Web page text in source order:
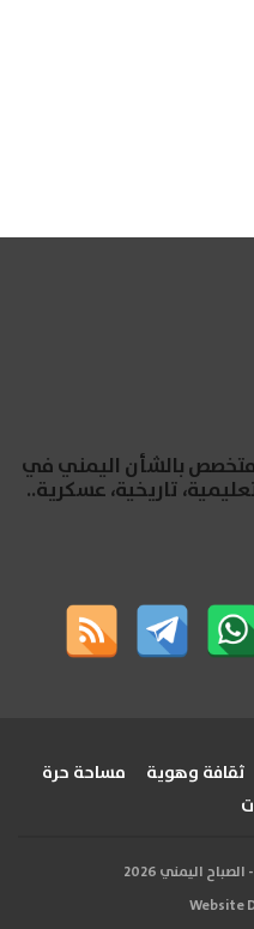
متخصص بالشأن اليمني في
تاريخية، عسكرية..
ثقافة وهوية
مساحة حرة
اليمني 2026
Website